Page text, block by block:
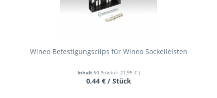
Wineo Befestigungsclips für Wineo Sockelleisten
Inhalt 50 Stück (= 21,95 € )
0,44 € / Stück